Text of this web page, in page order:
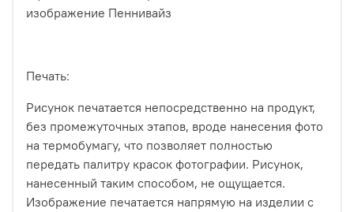
изображение Пеннивайз
Печать:
Рисунок печатается непосредственно на продукт,
без промежуточных этапов, вроде нанесения фото
на термобумагу, что позволяет полностью
передать палитру красок фотографии. Рисунок,
нанесенный таким способом, не ощущается.
Изображение печатается напрямую на изделии с